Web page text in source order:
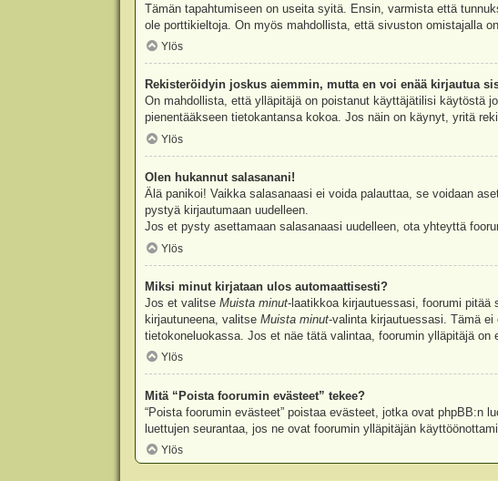
Tämän tapahtumiseen on useita syitä. Ensin, varmista että
ole porttikieltoja. On myös mahdollista, että sivuston omistajalla
Ylös
Rekisteröidyin joskus aiemmin, mutta en voi enää kirjautua
On mahdollista, että ylläpitäjä on poistanut käyttäjätilisi käytöstä
pienentääkseen tietokantansa kokoa. Jos näin on käynyt, yritä
Ylös
Olen hukannut salasanani!
Älä panikoi! Vaikka salasanaasi ei voida palauttaa, se voidaan
pystyä kirjautumaan uudelleen.
Jos et pysty asettamaan salasanaasi uudelleen, ota yhteyttä
Ylös
Miksi minut kirjataan ulos automaattisesti?
Jos et valitse Muista minut-laatikkoa kirjautuessasi, foorumi pitää
kirjautuneena, valitse Muista minut-valinta kirjautuessasi. Tämä
tietokoneluokassa. Jos et näe tätä valintaa, foorumin ylläpitäjä on
Ylös
Mitä “Poista foorumin evästeet” tekee?
“Poista foorumin evästeet” poistaa evästeet, jotka ovat phpBB:n
luettujen seurantaa, jos ne ovat foorumin ylläpitäjän
Ylös